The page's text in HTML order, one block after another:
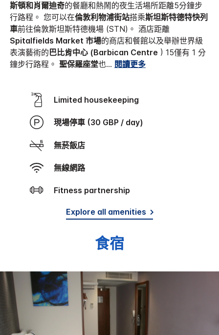
斯頓和肖爾迪奇的餐廳和熱鬧的夜生活場所距離5分鐘步
行路程。 您可以在倫敦利物浦街站搭乘斯坦斯特德特快列
車前往倫敦斯坦斯特德機場 (STN)。 酒店距離
Spitalfields Market 市場的商店和餐館以及舉辦世界級
表演藝術的巴比肯中心 (Barbican Centre ) 15僅有 1 分
鐘步行路程。 聖保羅座堂也... 閱讀更多
Limited housekeeping
現場停車 (30 GBP / day)
無菸飯店
無線網路
Fitness partnership
Explore all amenities
食宿